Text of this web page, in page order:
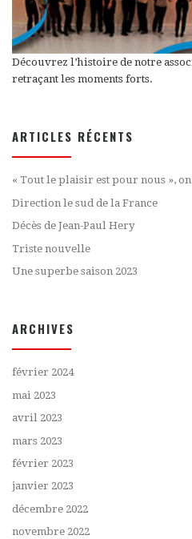
Découvrez l’histoire de notre
retraçant les moments forts.
ARTICLES RÉCENTS
« Tout le plaisir est pour nous »,
Direction le sud de la France
Décès de Jean-Paul Hery
Triste nouvelle
Une superbe saison 2023
ARCHIVES
février 2024
mai 2023
avril 2023
mars 2023
février 2023
janvier 2023
décembre 2022
novembre 2022